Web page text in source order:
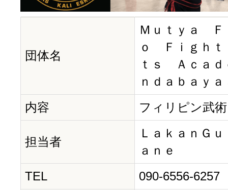
団体名
Ｍｕｔｙａ Ｆ
ｏ Ｆｉｇｈ
ｔｓ Ａｃａ
ｎｄａｂａｙ
内容
フィリピン武術
担当者
ＬａｋａｎＧ
ａｎｅ
TEL
090-6556-6257